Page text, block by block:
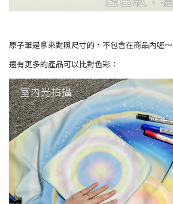
原子筆是拿來對照尺寸的，不包含在商品內喔～
還有更多的產品可以比對色彩：